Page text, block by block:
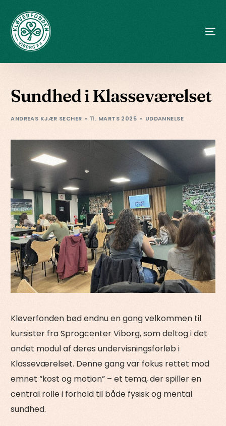
Sundhed i Klasseværelset
ANDREAS KJÆR SECHER 11. MARTS 2025 UDDANNELSE
Kløverfonden bød endnu en gang velkommen til
kursister fra Sprogcenter Viborg, som deltog i det
andet modul af deres undervisningsforløb i
Klasseværelset. Denne gang var fokus rettet mod
emnet “kost og motion” – et tema, der spiller en
central rolle i forhold til både fysisk og mental
sundhed.